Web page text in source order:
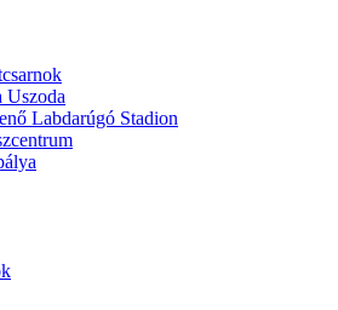
Uszoda
Labdarúgó Stadion